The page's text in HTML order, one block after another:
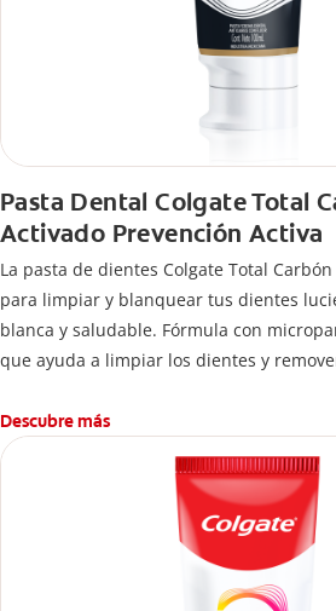
Pasta Dental Colgate Total
Activado Prevención Activa
La pasta de dientes Colgate Total
para limpiar y blanquear tus dientes
blanca y saludable. Fórmula con
que ayuda a limpiar los dientes y
¿Qué hace el carbón activado en una
se usa para ayudar a remover manchas
También encontrarás cómo incluirla en
viaje, con tips de cepillado para una
Descubre más